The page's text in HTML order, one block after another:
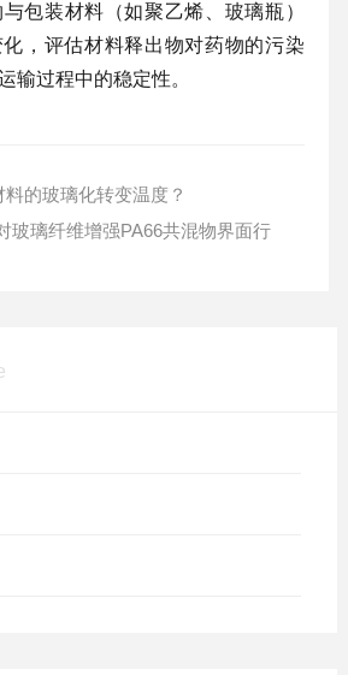
包装材料（如聚乙烯、玻璃瓶）
，评估材料释出物对药物的污染
输过程中的稳定性‌。
的玻璃化转变温度？
玻璃纤维增强PA66共混物界面行